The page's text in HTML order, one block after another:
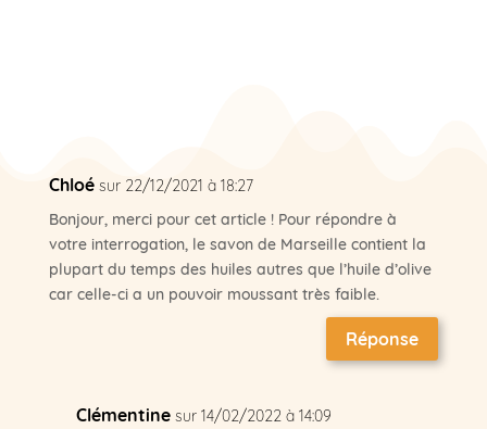
Chloé sur 22/12/2021 à 18:27
Bonjour, merci pour cet article ! Pour répondre à
votre interrogation, le savon de Marseille contient la
plupart du temps des huiles autres que l’huile d’olive
car celle-ci a un pouvoir moussant très faible.
Réponse
Clémentine sur 14/02/2022 à 14:09